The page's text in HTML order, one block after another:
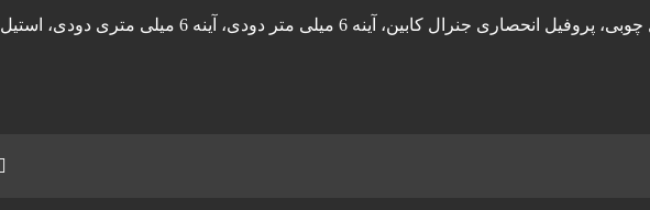
سنگ گرانیت مشکی نطنز، پروفیل انحصاری جنرال کابین، پروفیل چوبی، پروفیل انحصاری جنرال کابین، آینه 6 میلی متر دودی، آینه 6 میلی متری دودی، استیل